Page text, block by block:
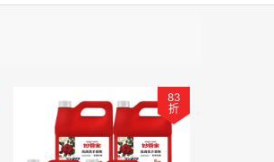
83
折